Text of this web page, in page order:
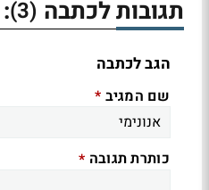
תגובות לכתבה (3)
:
הגב לכתבה
שם המגיב *
כותרת תגובה *